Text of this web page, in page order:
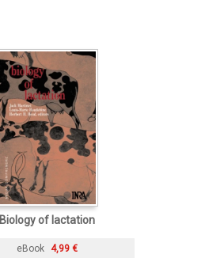
Biology of lactation
eBook 4,99 €